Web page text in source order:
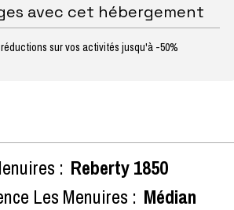
avec cet hébergement
sur vos activités jusqu'à -50%
: Reberty 1850
Les Menuires : Médian